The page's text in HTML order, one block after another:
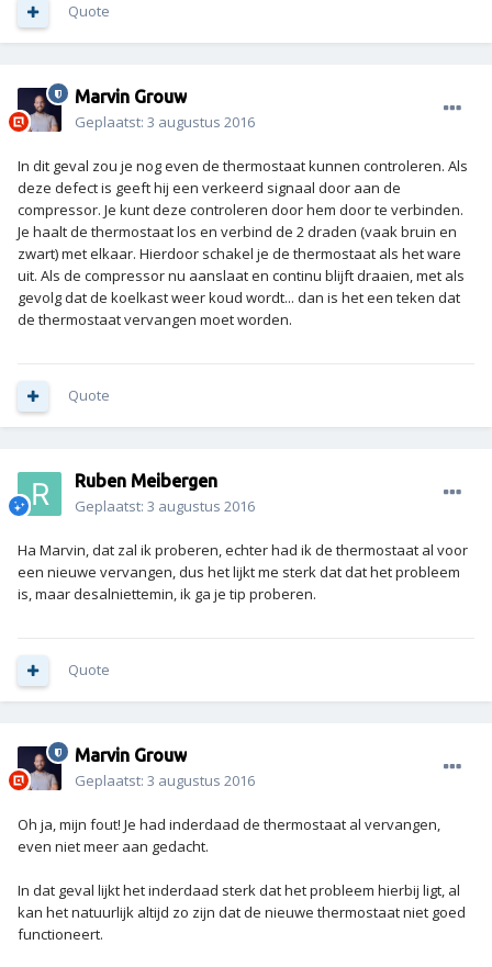
Quote
Marvin Grouw
Geplaatst: 3 augustus 2016
In dit geval zou je nog even de thermostaat kunnen controleren. Als
deze defect is geeft hij een verkeerd signaal door aan de
compressor. Je kunt deze controleren door hem door te verbinden.
Je haalt de thermostaat los en verbind de 2 draden (vaak bruin en
zwart) met elkaar. Hierdoor schakel je de thermostaat als het ware
uit. Als de compressor nu aanslaat en continu blijft draaien, met als
gevolg dat de koelkast weer koud wordt... dan is het een teken dat
de thermostaat vervangen moet worden.
Quote
Ruben Meibergen
Geplaatst: 3 augustus 2016
Ha Marvin, dat zal ik proberen, echter had ik de thermostaat al voor
een nieuwe vervangen, dus het lijkt me sterk dat dat het probleem
is, maar desalniettemin, ik ga je tip proberen.
Quote
Marvin Grouw
Geplaatst: 3 augustus 2016
Oh ja, mijn fout! Je had inderdaad de thermostaat al vervangen,
even niet meer aan gedacht.
In dat geval lijkt het inderdaad sterk dat het probleem hierbij ligt, al
kan het natuurlijk altijd zo zijn dat de nieuwe thermostaat niet goed
functioneert.